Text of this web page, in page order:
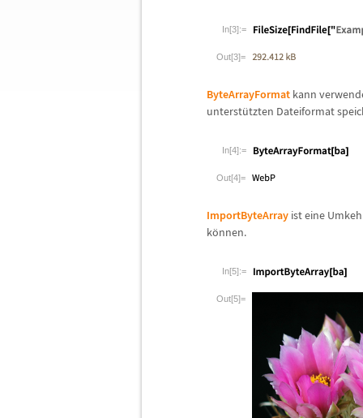
In[3]:=
Out[3]=
ByteArrayFormat kann
unterstützten Dateiformat
In[4]:=
Out[4]=
ImportByteArray ist eine
können.
In[5]:=
Out[5]=